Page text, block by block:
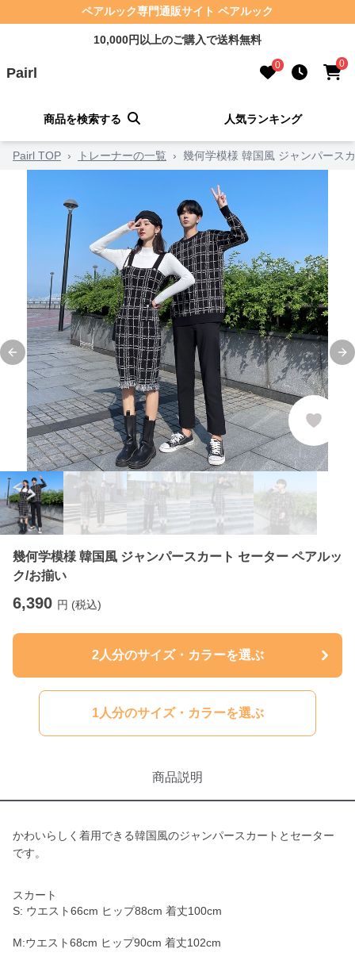
ペアルック専門通販サイト ペアルック
10,000円以上のご購入で送料無料
Pairl 0 0
商品を検索する 人気ランキング
Pairl TOP › トレーナーの一覧 › 幾何学模様 韓国風 ジャンパース
Previous slide
幾何学模様 韓国風 ジャンパースカート セーター ペアルッ
ク/お揃い
6,390 円 (税込)
2人分のサイズ・カラーを選ぶ
1人分のサイズ・カラーを選ぶ
商品説明
かわいらしく着用できる韓国風のジャンパースカートとセーター
です。
スカート
S: ウエスト66cm ヒップ88cm 着丈100cm
M:ウエスト68cm ヒップ90cm 着丈102cm